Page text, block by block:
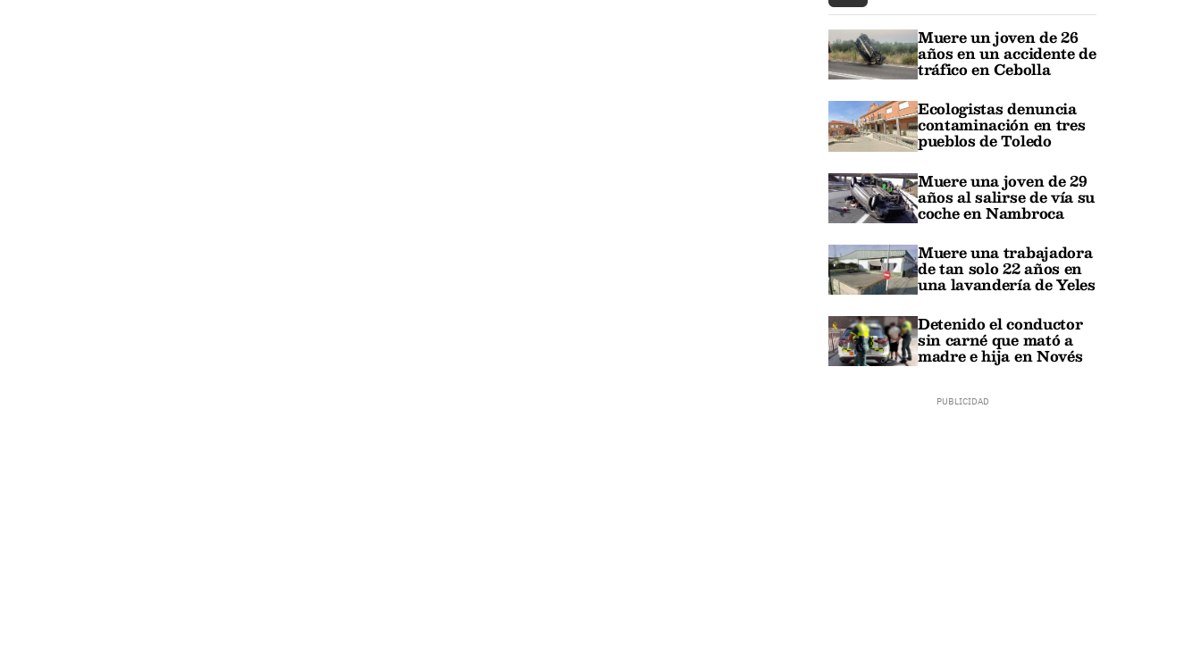
Muere un joven de 26
años en un accidente de
tráfico en Cebolla
Ecologistas denuncia
contaminación en tres
pueblos de Toledo
Muere una joven de 29
años al salirse de vía su
coche en Nambroca
Muere una trabajadora
de tan solo 22 años en
una lavandería de Yeles
Detenido el conductor
sin carné que mató a
madre e hija en Novés